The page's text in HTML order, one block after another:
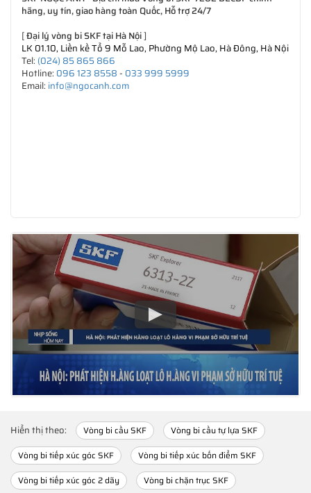
hãng, uy tín, giao hàng toàn Quốc, Hỗ trợ 24/7
[Đại lý vòng bi SKF tại Hà Nội]
LK 01.10, Liền kề Tổ 9 Mỗ Lao, Phường Mộ Lao, Hà Đông, Hà Nội
Tel: (024) 85 865 866
Hotline: 096 123 8558- 033 999 5999
Email: info@ngocanh.com
Hiển thị theo: Vòng bi cầu SKF
Vòng bi cầu tự lựa SKF
Vòng bi tiếp xúc góc SKF
Vòng bi tiếp xúc bốn điểm SKF
Vòng bi tiếp xúc góc 2 dãy
Vòng bi chặn trục SKF